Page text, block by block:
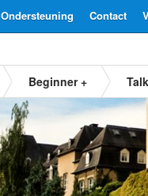
Contact
Ondersteuning
Beginner +